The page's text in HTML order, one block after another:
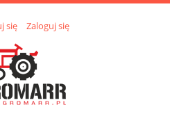
się Zaloguj się